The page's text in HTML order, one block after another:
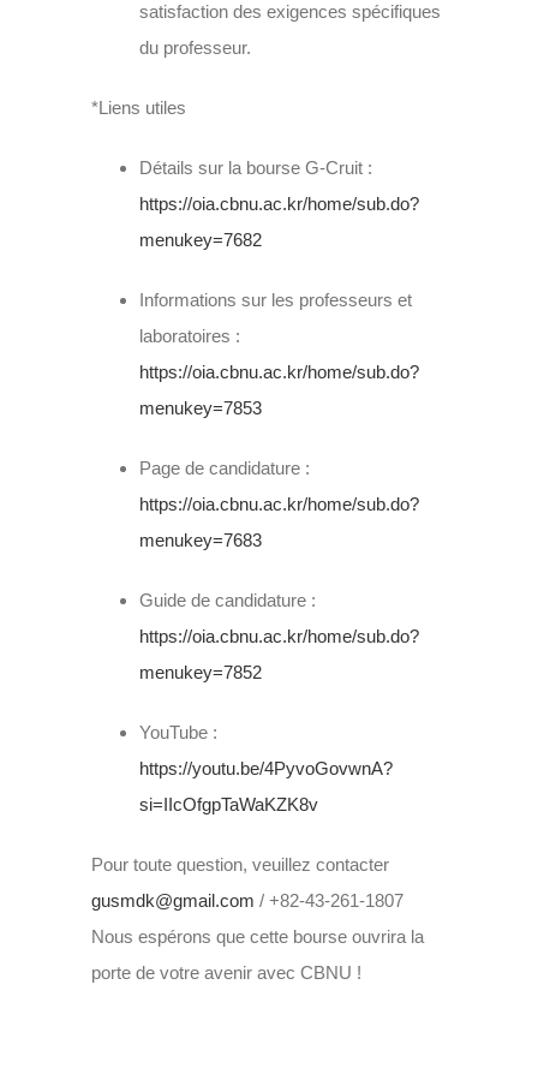
satisfaction des exigences spécifiques
du professeur.
*Liens utiles
Détails sur la bourse G-Cruit :
https://oia.cbnu.ac.kr/home/sub.do?
menukey=7682
Informations sur les professeurs et
laboratoires :
https://oia.cbnu.ac.kr/home/sub.do?
menukey=7853
Page de candidature :
https://oia.cbnu.ac.kr/home/sub.do?
menukey=7683
Guide de candidature :
https://oia.cbnu.ac.kr/home/sub.do?
menukey=7852
YouTube :
https://youtu.be/4PyvoGovwnA?
si=IIcOfgpTaWaKZK8v
Pour toute question, veuillez contacter
gusmdk@gmail.com / +82-43-261-1807
Nous espérons que cette bourse ouvrira la
porte de votre avenir avec CBNU !